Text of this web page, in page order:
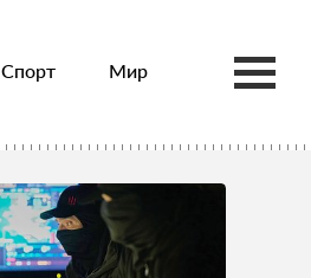
Спорт Мир